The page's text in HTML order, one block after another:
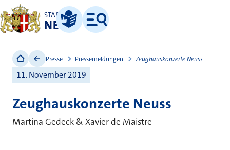
STADT
NEUSS
Leichte Sprache
Menü
Presse Pressemeldungen Zeughauskonzerte Neuss
11. November 2019
Zeughauskonzerte Neuss
Martina Gedeck & Xavier de Maistre